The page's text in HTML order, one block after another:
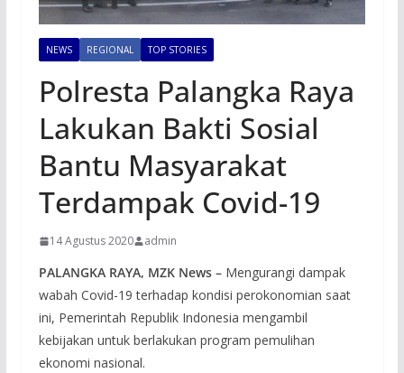
NEWS REGIONAL TOP STORIES
Polresta Palangka Raya
Lakukan Bakti Sosial
Bantu Masyarakat
Terdampak Covid-19
14 Agustus 2020 admin
PALANGKA RAYA, MZK News – Mengurangi dampak
wabah Covid-19 terhadap kondisi perokonomian saat
ini, Pemerintah Republik Indonesia mengambil
kebijakan untuk berlakukan program pemulihan
ekonomi nasional.